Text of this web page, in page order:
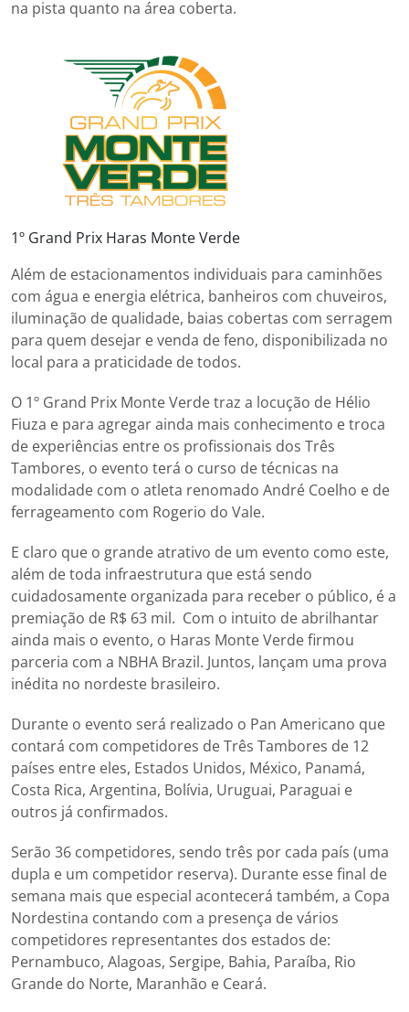
na pista quanto na área coberta.
1º Grand Prix Haras Monte Verde
Além de estacionamentos individuais para caminhões
com água e energia elétrica, banheiros com chuveiros,
iluminação de qualidade, baias cobertas com serragem
para quem desejar e venda de feno, disponibilizada no
local para a praticidade de todos.
O 1º Grand Prix Monte Verde traz a locução de Hélio
Fiuza e para agregar ainda mais conhecimento e troca
de experiências entre os profissionais dos Três
Tambores, o evento terá o curso de técnicas na
modalidade com o atleta renomado André Coelho e de
ferrageamento com Rogerio do Vale.
E claro que o grande atrativo de um evento como este,
além de toda infraestrutura que está sendo
cuidadosamente organizada para receber o público, é a
premiação de R$ 63 mil. Com o intuito de abrilhantar
ainda mais o evento, o Haras Monte Verde firmou
parceria com a NBHA Brazil. Juntos, lançam uma prova
inédita no nordeste brasileiro.
Durante o evento será realizado o Pan Americano que
contará com competidores de Três Tambores de 12
países entre eles, Estados Unidos, México, Panamá,
Costa Rica, Argentina, Bolívia, Uruguai, Paraguai e
outros já confirmados.
Serão 36 competidores, sendo três por cada país (uma
dupla e um competidor reserva). Durante esse final de
semana mais que especial acontecerá também, a Copa
Nordestina contando com a presença de vários
competidores representantes dos estados de:
Pernambuco, Alagoas, Sergipe, Bahia, Paraíba, Rio
Grande do Norte, Maranhão e Ceará.